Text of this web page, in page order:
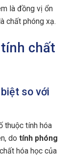
là đồng vị ổn
chất phóng xạ.
chất
so với
thuộc tính hóa
do tính phóng
hóa học của